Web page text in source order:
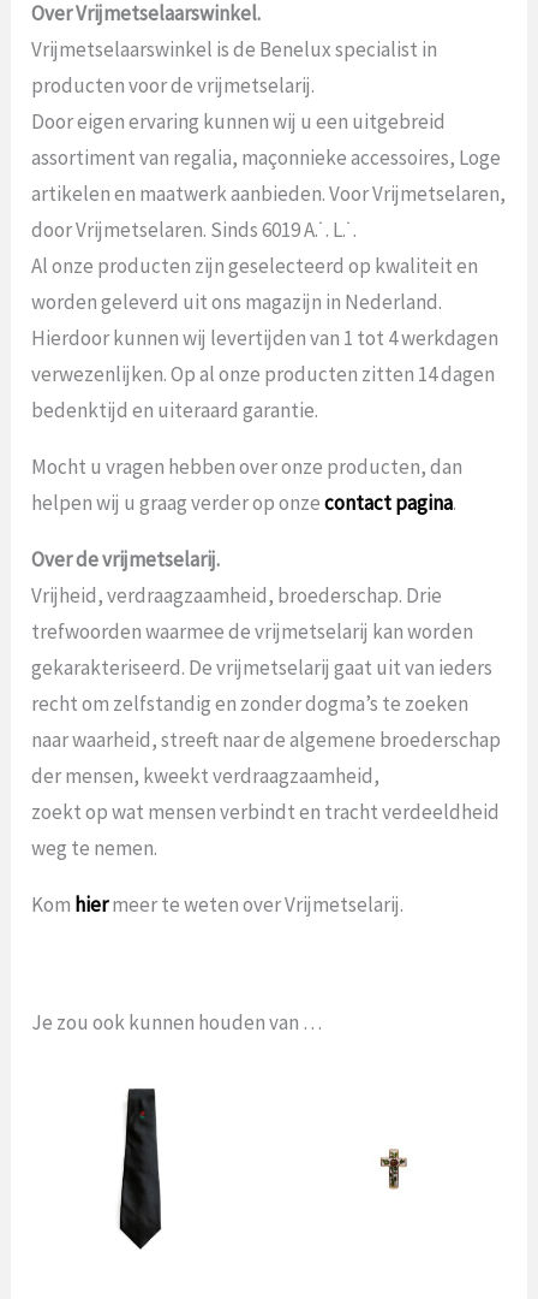
Over Vrijmetselaarswinkel.
Vrijmetselaarswinkel is de Benelux specialist in
producten voor de vrijmetselarij.
Door eigen ervaring kunnen wij u een uitgebreid
assortiment van regalia, maçonnieke accessoires, Loge
artikelen en maatwerk aanbieden. Voor Vrijmetselaren,
door Vrijmetselaren. Sinds 6019 A.˙. L.˙.
Al onze producten zijn geselecteerd op kwaliteit en
worden geleverd uit ons magazijn in Nederland.
Hierdoor kunnen wij levertijden van 1 tot 4 werkdagen
verwezenlijken. Op al onze producten zitten 14 dagen
bedenktijd en uiteraard garantie.
Mocht u vragen hebben over onze producten, dan
helpen wij u graag verder op onzecontact pagina.
Over de vrijmetselarij.
Vrijheid, verdraagzaamheid, broederschap. Drie
trefwoorden waarmee de vrijmetselarij kan worden
gekarakteriseerd. De vrijmetselarij gaat uit van ieders
recht om zelfstandig en zonder dogma’s te zoeken
naar waarheid, streeft naar de algemene broederschap
der mensen, kweekt verdraagzaamheid,
zoekt op wat mensen verbindt en tracht verdeeldheid
weg te nemen.
Kom hiermeer te weten over Vrijmetselarij.
Je zou ook kunnen houden van …